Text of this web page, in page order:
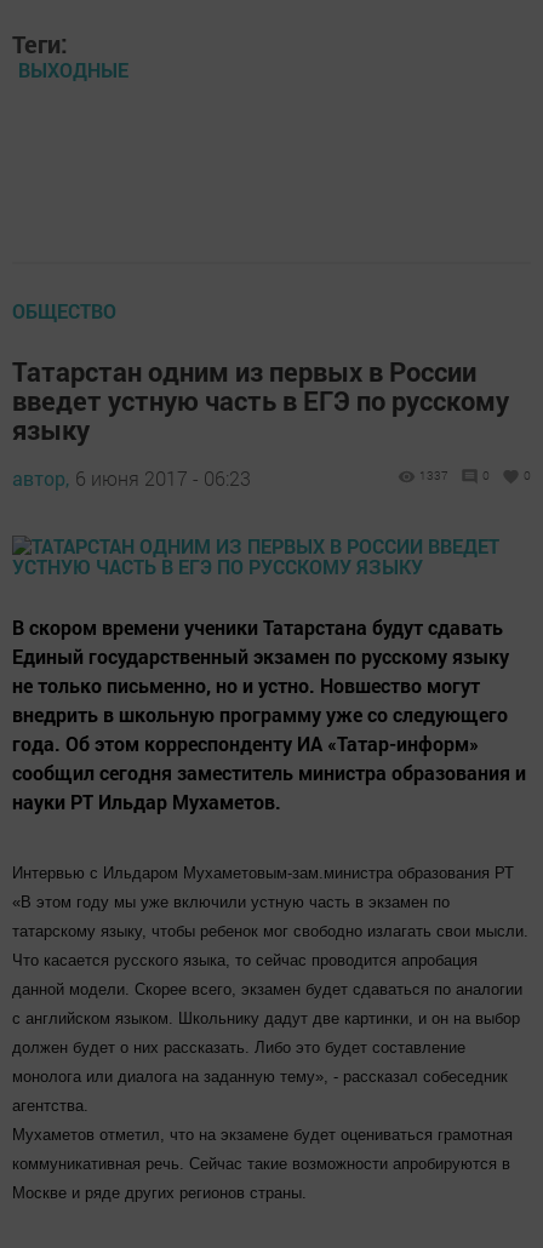
Теги:
ВЫХОДНЫЕ
ОБЩЕСТВО
Татарстан одним из первых в России
введет устную часть в ЕГЭ по русскому
языку
автор, 6 июня 2017 - 06:23 1337 0 0
В скором времени ученики Татарстана будут сдавать
Единый государственный экзамен по русскому языку
не только письменно, но и устно. Новшество могут
внедрить в школьную программу уже со следующего
года. Об этом корреспонденту ИА «Татар-информ»
сообщил сегодня заместитель министра образования и
науки РТ Ильдар Мухаметов.
Интервью с Ильдаром Мухаметовым-зам.министра образования РТ
«В этом году мы уже включили устную часть в экзамен по
татарскому языку, чтобы ребенок мог свободно излагать свои мысли.
Что касается русского языка, то сейчас проводится апробация
данной модели. Скорее всего, экзамен будет сдаваться по аналогии
с английском языком. Школьнику дадут две картинки, и он на выбор
должен будет о них рассказать. Либо это будет составление
монолога или диалога на заданную тему», - рассказал собеседник
агентства.
Мухаметов отметил, что на экзамене будет оцениваться грамотная
коммуникативная речь. Сейчас такие возможности апробируются в
Москве и ряде других регионов страны.